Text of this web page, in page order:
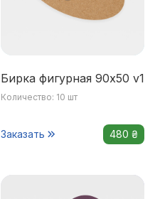
Бирка фигурная 90x50 v1
Количество: 10 шт
Заказать 480 ₴